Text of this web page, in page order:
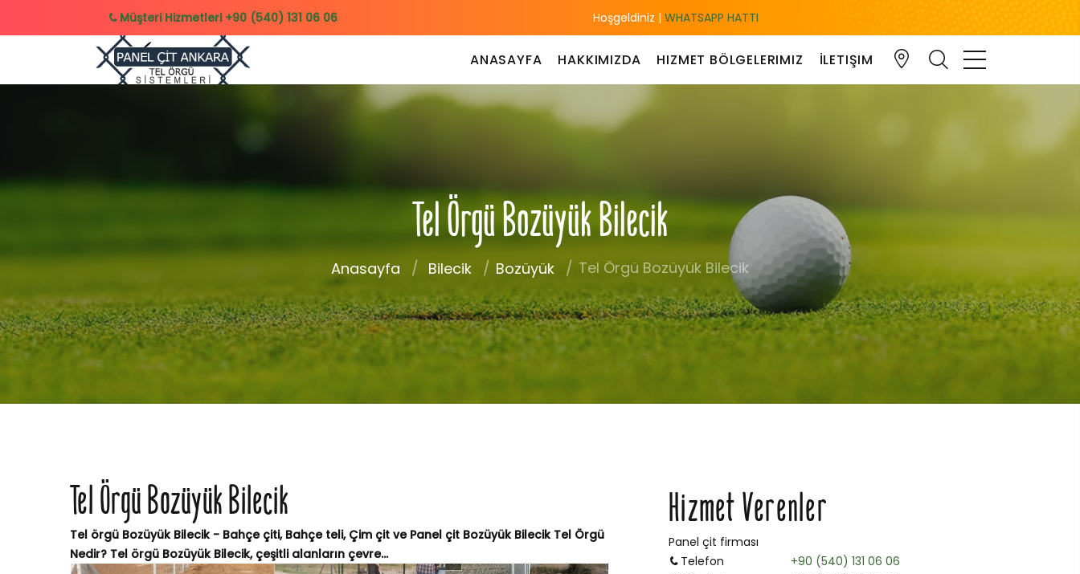
Müşteri Hizmetleri +90 (540) 131 06 06 Hoşgeldiniz | WHATSAPP HATTI
ANASAYFA HAKKIMIZDA HIZMET BÖLGELERIMIZ İLETIŞIM
Tel Örgü Bozüyük Bilecik
Anasayfa Bilecik Bozüyük Tel Örgü Bozüyük Bilecik
Hizmet Verenler
Panel çit firması
Telefon
+90 (540) 131 06 06
Tel Örgü Bozüyük Bilecik
Tel örgü Bozüyük Bilecik - Bahçe çiti, Bahçe teli, Çim çit ve Panel çit Bozüyük Bilecik Tel Örgü
Nedir? Tel örgü Bozüyük Bilecik, çeşitli alanların çevre...